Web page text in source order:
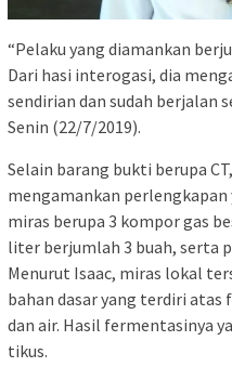
“Pelaku yang diamankan
Dari hasi interogasi, dia
sendirian dan sudah berjalan
Senin (22/7/2019).
Selain barang bukti berupa
mengamankan
miras berupa 3 kompor gas
liter berjumlah 3 buah, serta
Menurut Isaac, miras lokal
bahan dasar yang terdiri
dan air. Hasil fermentasinya
tikus.